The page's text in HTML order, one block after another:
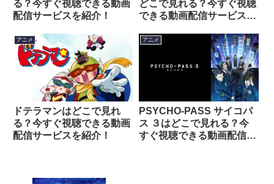
る？今すぐ視聴できる動画
配信サービスを紹介！
どこで見れる？今すぐ視聴
できる動画配信サービスを
アニメ
ドテラマンはどこで見れ
る？今すぐ視聴できる動画
配信サービスを紹介！
アニメ
PSYCHO-PASS サイコパ
ス ３はどこで見れる？今
すぐ視聴できる動画配信サ